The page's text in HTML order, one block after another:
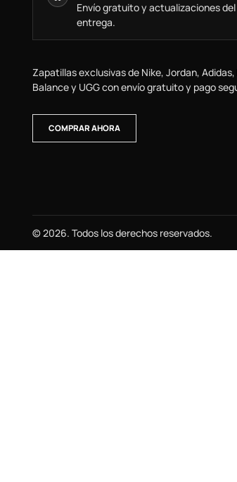
Envío gratuito y actualizaciones
entrega.
Zapatillas exclusivas de Nike, Jordan,
Balance y UGG con envío gratuito y pago
COMPRAR AHORA
© 2026. Todos los derechos reservados.